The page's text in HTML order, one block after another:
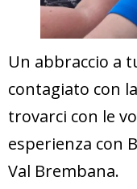
Un abbraccio a
contagiato con
trovarci con le
esperienza con
Val Brembana.